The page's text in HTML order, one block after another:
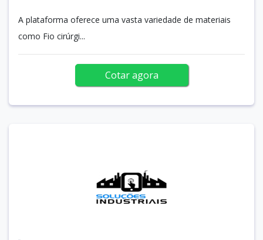
A plataforma oferece uma vasta variedade de materiais
como Fio cirúrgi...
Cotar agora